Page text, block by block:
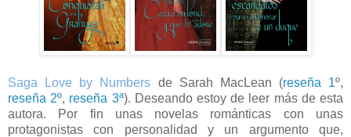
Saga Love by Numbers de Sarah MacLean (reseña 1º,
reseña 2º, reseña 3ª). Deseando estoy de leer más de esta
autora. Por fin unas novelas románticas con unas
protagonistas con personalidad y un argumento que,